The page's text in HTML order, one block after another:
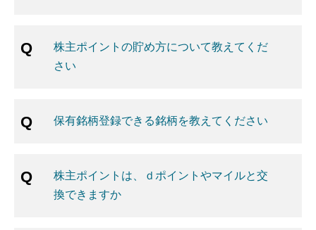
株主ポイントの貯め方について教えてくだ
さい
保有銘柄登録できる銘柄を教えてください
株主ポイントは、ｄポイントやマイルと交
換できますか